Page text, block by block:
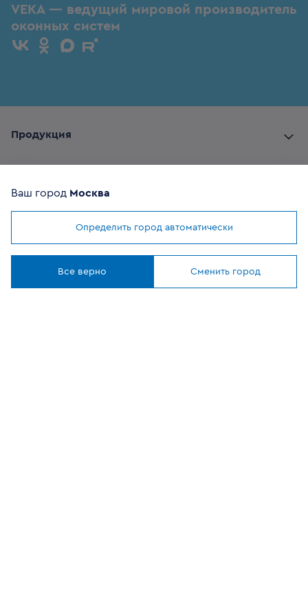
Мы используем cookies
VEKA — ведущий мировой производитель
оконных систем
Продукция
Где купить
Ваш город Москва
Определить город автоматически
Все верно Сменить город